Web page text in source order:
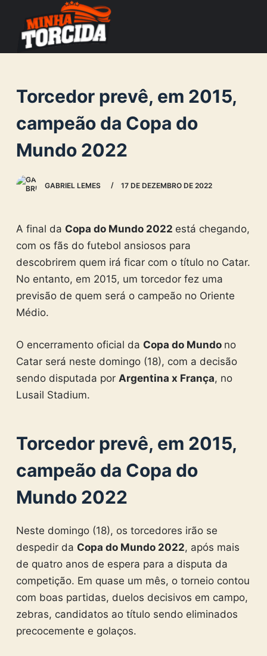
o
e
Torcedor prevê, em 2015,
campeão da Copa do
Mundo 2022
GABRIEL LEMES 17 DE DEZEMBRO DE 2022
A final da Copa do Mundo 2022 está chegando,
com os fãs do futebol ansiosos para
descobrirem quem irá ficar com o título no Catar.
No entanto, em 2015, um torcedor fez uma
previsão de quem será o campeão no Oriente
Médio.
O encerramento oficial da Copa do Mundo no
Catar será neste domingo (18), com a decisão
sendo disputada por Argentina x França, no
Lusail Stadium.
Torcedor prevê, em 2015,
campeão da Copa do
Mundo 2022
Neste domingo (18), os torcedores irão se
despedir da Copa do Mundo 2022, após mais
de quatro anos de espera para a disputa da
competição. Em quase um mês, o torneio contou
com boas partidas, duelos decisivos em campo,
zebras, candidatos ao título sendo eliminados
precocemente e golaços.